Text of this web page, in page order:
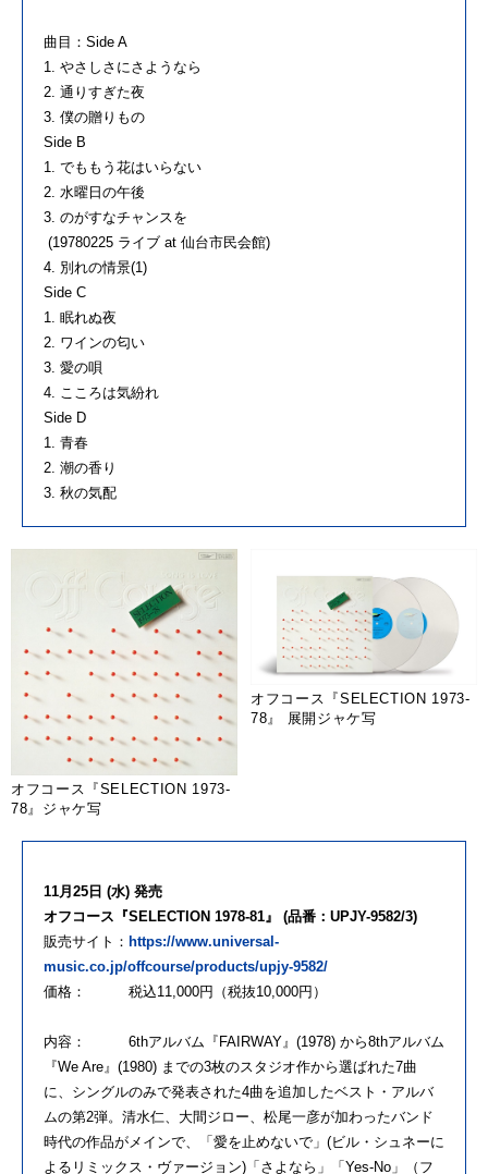
曲目：Side A
1. やさしさにさようなら
2. 通りすぎた夜
3. 僕の贈りもの
Side B
1. でももう花はいらない
2. 水曜日の午後
3. のがすなチャンスを
(19780225 ライブ at 仙台市民会館)
4. 別れの情景(1)
Side C
1. 眠れぬ夜
2. ワインの匂い
3. 愛の唄
4. こころは気紛れ
Side D
1. 青春
2. 潮の香り
3. 秋の気配
オフコース『SELECTION 1973-
78』ジャケ写
オフコース『SELECTION 1973-
78』 展開ジャケ写
11月25日 (水) 発売
オフコース『SELECTION 1978-81』 (品番：UPJY-9582/3)
販売サイト： https://www.universal-
music.co.jp/offcourse/products/upjy-9582/
価格： 税込11,000円（税抜10,000円）
内容： 6thアルバム『FAIRWAY』(1978) から8thアルバム
『We Are』(1980) までの3枚のスタジオ作から選ばれた7曲
に、シングルのみで発表された4曲を追加したベスト・アルバ
ムの第2弾。清水仁、大間ジロー、松尾一彦が加わったバンド
時代の作品がメインで、「愛を止めないで」(ビル・シュネーに
よるリミックス・ヴァージョン)「さよなら」「Yes-No」（フ